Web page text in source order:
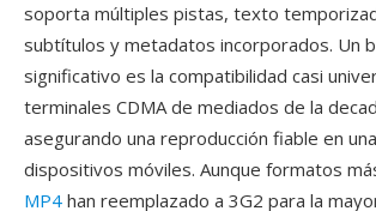
soporta múltiples pistas, texto
subtítulos y metadatos incorporados. Un
significativo es la compatibilidad casi
terminales CDMA de mediados de la
asegurando una reproducción fiable en
dispositivos móviles. Aunque formatos
MP4 han reemplazado a 3G2 para la